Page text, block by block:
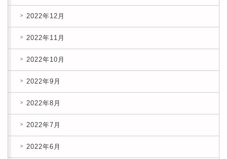
2022年12月
2022年11月
2022年10月
2022年9月
2022年8月
2022年7月
2022年6月